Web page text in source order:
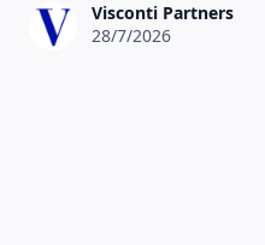
Visconti Partners
28/7/2026